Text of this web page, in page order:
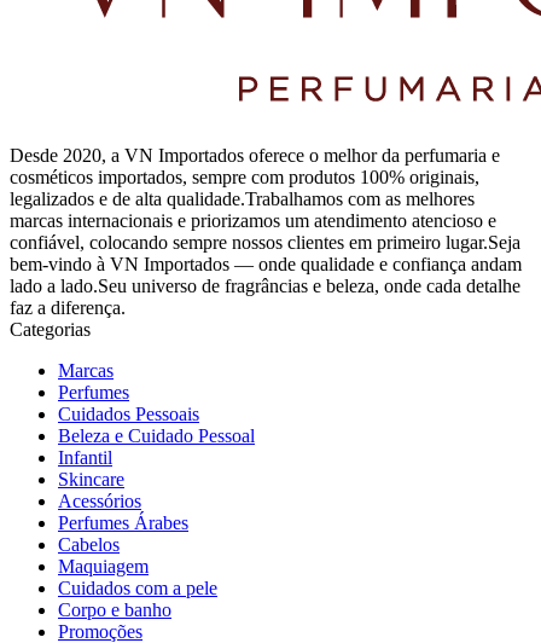
Desde 2020, a VN Importados oferece o melhor da perfumaria e
cosméticos importados, sempre com produtos 100% originais,
legalizados e de alta qualidade.Trabalhamos com as melhores
marcas internacionais e priorizamos um atendimento atencioso e
confiável, colocando sempre nossos clientes em primeiro lugar.Seja
bem-vindo à VN Importados — onde qualidade e confiança andam
lado a lado.Seu universo de fragrâncias e beleza, onde cada detalhe
faz a diferença.
Categorias
Marcas
Perfumes
Cuidados Pessoais
Beleza e Cuidado Pessoal
Infantil
Skincare
Acessórios
Perfumes Árabes
Cabelos
Maquiagem
Cuidados com a pele
Corpo e banho
Promoções